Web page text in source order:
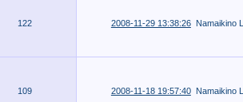
122 2008-11-29 13:38:26 Namaikino L
109 2008-11-18 19:57:40 Namaikino L